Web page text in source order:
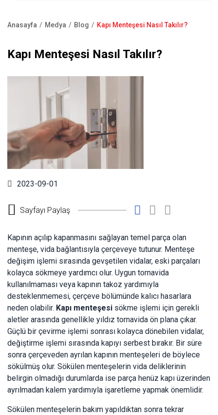
Kale Alarm
Satış Noktaları
S.S.S
yolu
Anasayfa Medya Blog Kapı Menteşesi Nasıl Takılır?
Kapı Menteşesi Nasıl Takılır?
2023-09-01
Sayfayı Paylaş
Kapının açılıp kapanmasını sağlayan temel parça olan
menteşe, vida bağlantısıyla çerçeveye tutunur. Menteşe
değişim işlemi sırasında gevşetilen vidalar, eski parçaları
kolayca sökmeye yardımcı olur. Uygun tornavida
kullanılmaması veya kapının takoz yardımıyla
desteklenmemesi, çerçeve bölümünde kalıcı hasarlara
neden olabilir. Kapı menteşesi sökme işlemi için gerekli
aletler arasında genellikle yıldız tornavida ön plana çıkar.
Güçlü bir çevirme işlemi sonrası kolayca dönebilen vidalar,
değiştirme işlemi sırasında kapıyı serbest bırakır. Bir süre
sonra çerçeveden ayrılan kapının menteşeleri de böylece
sökülmüş olur. Sökülen menteşelerin vida deliklerinin
belirgin olmadığı durumlarda ise parça henüz kapı üzerinden
ayrılmadan kalem yardımıyla işaretleme yapmak önemlidir.
Sökülen menteşelerin bakım yapıldıktan sonra tekrar